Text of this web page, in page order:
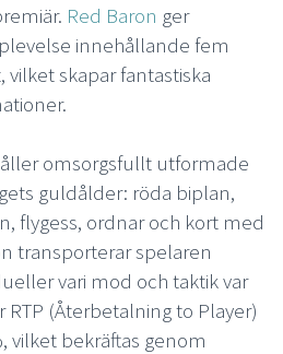
Red Baron ger
innehållande fem
vilket skapar fantastiska
omsorgsfullt utformade
guldålder: röda biplan,
flygess, ordnar och kort med
transporterar spelaren
vari mod och taktik var
RTP (Återbetalning to Player)
vilket bekräftas genom